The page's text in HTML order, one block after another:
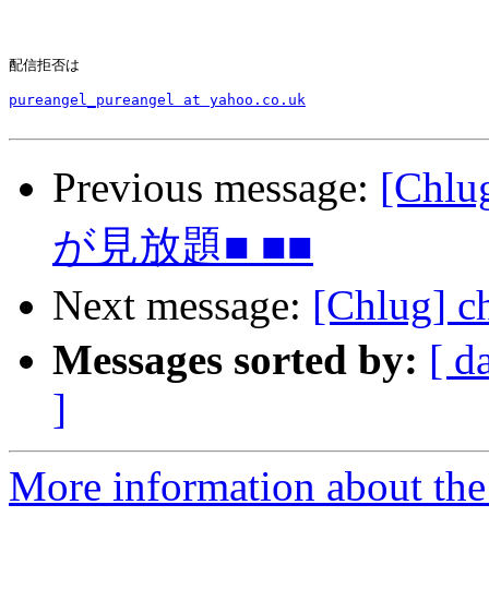
配信拒否は
pureangel_pureangel at yahoo.co.uk
Previous message:
が見放題■ ■■
Next message: [Chlug]
Messages sorted by: [
]
More information about